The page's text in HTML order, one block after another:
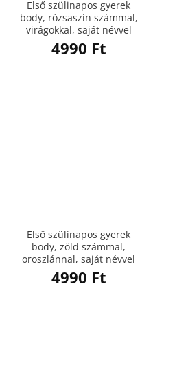
Első szülinapos gyerek
body, rózsaszín számmal,
virágokkal, saját névvel
4990 Ft
Első szülinapos gyerek
body, zöld számmal,
oroszlánnal, saját névvel
4990 Ft